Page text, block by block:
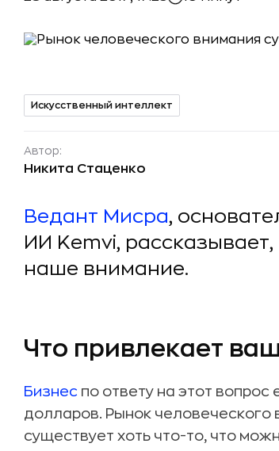
Искусственный интеллект
Автор:
Никита Стаценко
Ведант Мисра,
ИИ Kemvi,
наше внимание.
Что привлекает
Бизнес по ответу на этот
долларов. Рынок человеческого
существует хоть что-то, что